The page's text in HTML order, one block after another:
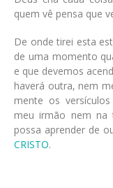
quem vê pensa que
De onde tirei esta
de uma momento
e que devemos
haverá outra, nem
mente os
meu irmão nem na
possa aprender de
CRISTO.